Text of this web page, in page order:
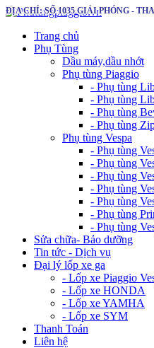
ĐỊA CHỈ: SỐ 1035 GIẢI PHÓNG -
Trang chủ
Phụ Tùng
Dầu máy,dầu nhớt
Phụ tùng Piaggio
- Phụ tùng
- Phụ tùng
- Phụ tùng
- Phụ tùng
Phụ tùng Vespa
- Phụ tùng
- Phụ tùng
- Phụ tùng
- Phụ tùng
- Phụ tùng
- Phụ tùng
- Phụ tùng
Sửa chữa- Bảo dưỡng
Tin tức - Dịch vụ
Đại lý lốp xe ga
- Lốp xe Piaggio
- Lốp xe HONDA
- Lốp xe YAMHA
- Lốp xe SYM
Thanh Toán
Liên hệ